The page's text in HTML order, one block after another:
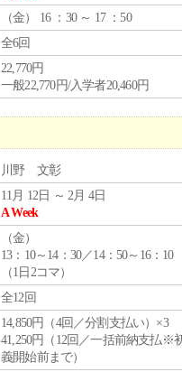
（金） 16 ：30 ～ 17 ：50
全6回
22,770円
一般22,770円/入学者20,460円
川野 文彰
11月 12日 ～ 2月 4日
A Week
（金）
13：10～14：30／14：50～16：10
（1日2コマ）
全12回
14,850円（4回／分割支払い）×3
41,250円（12回／一括前納支払※
義開始前まで）